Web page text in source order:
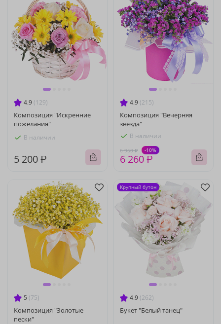
4.9 (129)
Композиция "Искренние
пожелания"
В наличии
5 200 ₽
4.9 (215)
Композиция "Вечерняя
звезда"
В наличии
6 960 ₽ -10%
6 260 ₽
5 (75)
Композиция "Золотые
пески"
4.9 (262)
Букет "Белый танец"
Крупный бутон